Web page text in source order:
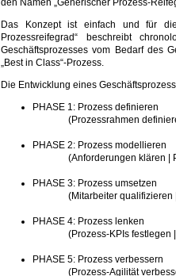
den Namen „Generischer Prozess-
Das Konzept ist einfach und für
Prozessreifegrad“ beschreibt
Geschäftsprozesses vom Bedarf des
„Best in Class“-Prozess.
Die Entwicklung eines
PHASE 1: Prozess definieren
(Prozessrahmen definieren
PHASE 2: Prozess modellieren
(Anforderungen klären |
PHASE 3: Prozess umsetzen
(Mitarbeiter qualifizieren |
PHASE 4: Prozess lenken
(Prozess-KPIs festlegen |
PHASE 5: Prozess verbessern
(Prozess-Agilität verbessern